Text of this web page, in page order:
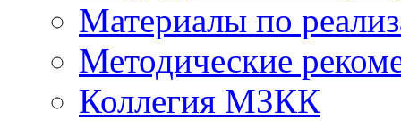
Материалы по
Методические
Коллегия МЗКК